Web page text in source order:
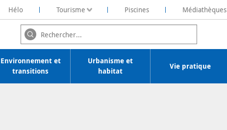
de Rénovation Energétique
Hélo Tourisme Piscines Médiathèques
Environnement et
transitions
Urbanisme et
habitat
Vie pratique